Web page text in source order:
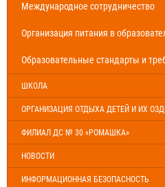
Международное сотрудничество
Организация питания в
Образовательные стандарты и
ШКОЛА
ОРГАНИЗАЦИЯ ОТДЫХА ДЕТЕЙ И ИХ
ФИЛИАЛ ДС № 30 «РОМАШКА»
НОВОСТИ
ИНФОРМАЦИОННАЯ БЕЗОПАСНОСТЬ